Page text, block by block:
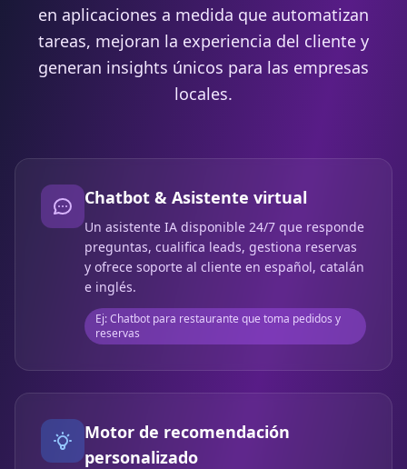
en aplicaciones a medida que automatizan
tareas, mejoran la experiencia del cliente y
generan insights únicos para las empresas
locales.
Chatbot & Asistente virtual
Un asistente IA disponible 24/7 que responde
preguntas, cualifica leads, gestiona reservas
y ofrece soporte al cliente en español, catalán
e inglés.
Ej: Chatbot para restaurante que toma pedidos y
reservas
Motor de recomendación
personalizado